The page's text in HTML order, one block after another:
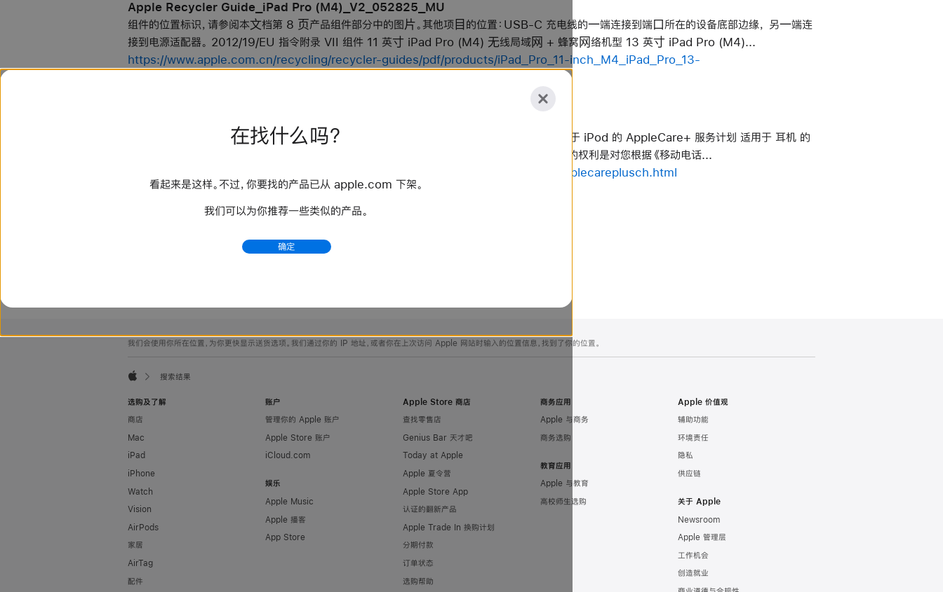
Apple Recycler Guide_iPad Pro (M4)_V2_052825_MU
组件的位置标识，请参阅本⽂档第 8 ⻚产品组件部分中的图⽚。其他项⽬的位置：USB-C 充电线的⼀端连接到端⼝所在的设备底部边缘， 另⼀端连
接到电源适配器。 2012/19/EU 指令附录 VII 组件 11 英⼨ iPad Pro (M4) ⽆线局域⽹ + 蜂窝⽹络机型 13 英⼨ iPad Pro (M4)...
https://www.apple.com.cn/recycling/recycler-guides/pdf/products/iPad_Pro_11-inch_M4_iPad_Pro_13-
计划 适用于 iPad 的 AppleCare+ 服务计划 适用于 iPhone 的 AppleCare+ 服务计划 适用于 iPod 的 AppleCare+ 服务计划 适用于 耳机 的
AppleCare+ 服务计划 消费者权利对本计划的影响 中华人民共和国消费者须知：本计划中规定的权利是对您根据《移动电话...
https://www.apple.com.cn/legal/sales-support/applecare/applecareplus/docs/applecareplusch.html
网
页
脚
脚
注
我们会使用你所在位置，为你更快显示送货选项。我们通过你的 IP 地址，或者你在上次访问 Apple 网站时输入的位置信息，找到了你的位置。
搜索结果
选购及了解
商店
Mac
iPad
iPhone
Watch
Vision
AirPods
家居
AirTag
配件
账户
管理你的 Apple 账户
Apple Store 账户
iCloud.com
娱乐
Apple Music
Apple 播客
App Store
Apple Store 商店
查找零售店
Genius Bar 天才吧
Today at Apple
Apple 夏令营
Apple Store App
认证的翻新产品
Apple Trade In 换购计划
分期付款
订单状态
选购帮助
商务应用
Apple 与商务
商务选购
教育应用
Apple 与教育
高校师生选购
Apple 价值观
辅助功能
环境责任
隐私
供应链
关于 Apple
Newsroom
Apple 管理层
工作机会
创造就业
在找什么吗？
看起来是这样。不过，你要找的产品已从 apple.com 下架。
我们可以为你推荐一些类似的产品。
确定